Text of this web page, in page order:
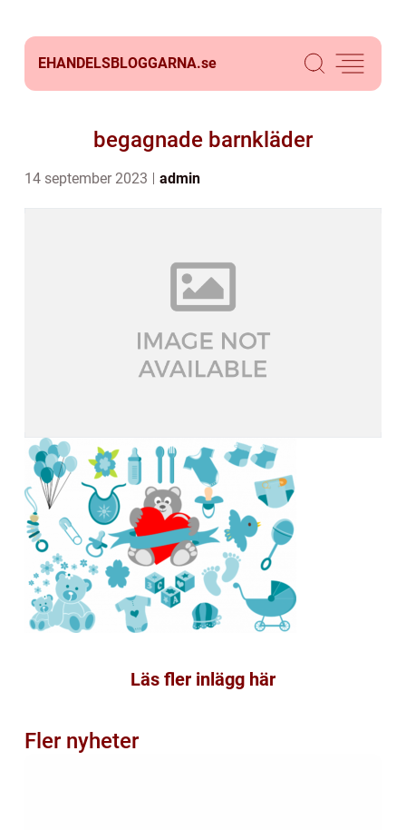
EHANDELSBLOGGARNA.se
begagnade barnkläder
14 september 2023 admin
Läs fler inlägg här
Fler nyheter